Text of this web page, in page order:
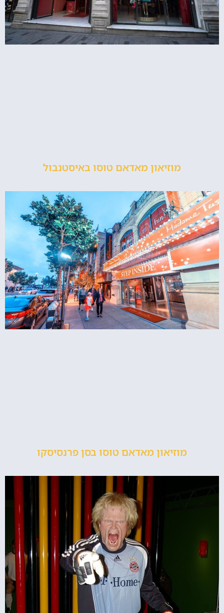
מוזיאון מאדאם טוסו באיסטנבול
מוזיאון מאדאם טוסו בסן פרנסיסקו